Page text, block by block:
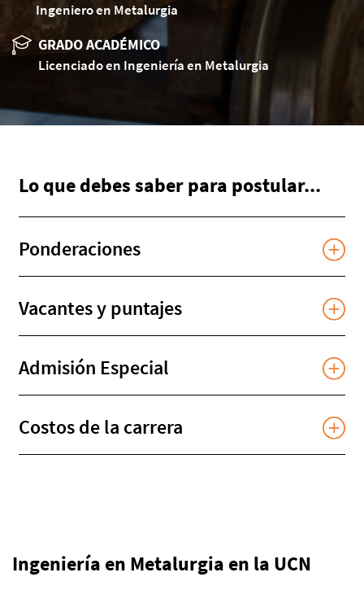
Ingeniero en Metalurgia
GRADO ACADÉMICO
Licenciado en Ingeniería en Metalurgia
Lo que debes saber para postular...
Ponderaciones
Vacantes y puntajes
Admisión Especial
Costos de la carrera
Ingeniería en Metalurgia en la UCN